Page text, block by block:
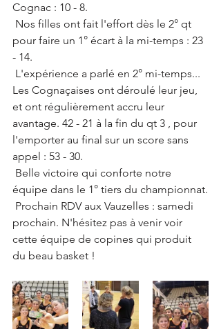
Cognac : 10 - 8.
pour faire un 1° écart à la mi-temps : 23
- 14.
Les Cognaçaises ont déroulé leur jeu,
et ont régulièrement accru leur
avantage. 42 - 21 à la fin du qt 3 , pour
l'emporter au final sur un score sans
appel : 53 - 30.
équipe dans le 1° tiers du championnat.
prochain. N'hésitez pas à venir voir
cette équipe de copines qui produit
du beau basket !